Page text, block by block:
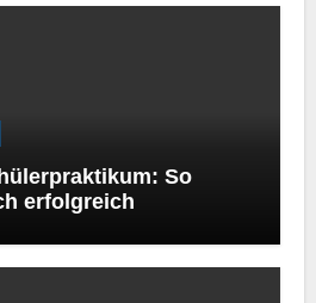
So
erfolgreich